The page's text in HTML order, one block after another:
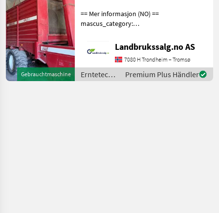
Gebrauchtmaschine
== Mer informasjon (NO) ==
mascus_category:
provide reference number
upon request: 9506 See
en.landbrukssalg.no/9506
for more images Specif
Landbrukssalg.no AS
7080 H Trondheim – Tromsø
Erntetechnik
Grünland /
Premium Plus Händler